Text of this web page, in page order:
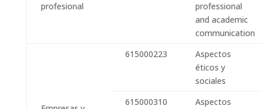
profesional
professional
and academic
communication
615000223
Aspectos
éticos y
sociales
615000310
Aspectos